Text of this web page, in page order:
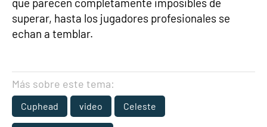
que parecen completamente imposibles de
superar, hasta los jugadores profesionales se
echan a temblar.
Más sobre este tema:
Cuphead video Celeste